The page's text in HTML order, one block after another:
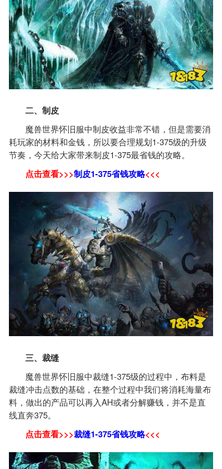
二、制皮
魔兽世界怀旧服中制皮收益非常不错，但是需要消
耗玩家的材料和金钱，所以要合理规划1-375级的升级
节奏，今天给大家带来制皮1-375最省钱的攻略。
点击查看>>>制皮1-375省钱攻略<<<
三、裁缝
魔兽世界怀旧服中裁缝1-375级的过程中，布料是
裁缝冲击点数的基础，在整个过程中我们将消耗海量布
料，做出的产品可以再入AH或者分解赚钱，并不是直
线直奔375。
点击查看>>>裁缝1-375省钱攻略<<<